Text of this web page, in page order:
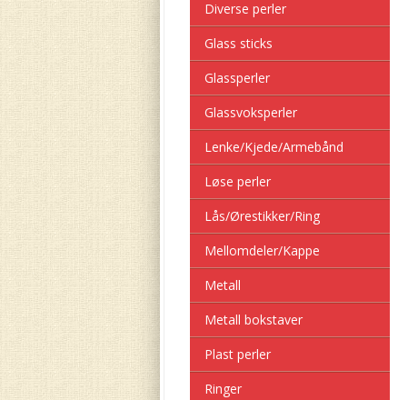
Diverse perler
Glass sticks
Glassperler
Glassvoksperler
Lenke/Kjede/Armebånd
Løse perler
Lås/Ørestikker/Ring
Mellomdeler/Kappe
Metall
Metall bokstaver
Plast perler
Ringer